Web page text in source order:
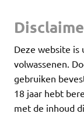
Deze website
volwassenen.
gebruiken
18 jaar hebt
met de inhoud